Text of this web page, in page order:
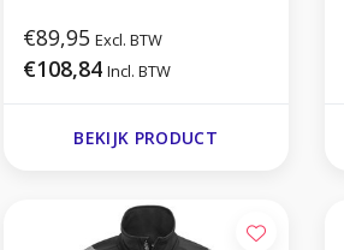
€89,95 Excl. BTW
€108,84 Incl. BTW
BEKIJK PRODUCT